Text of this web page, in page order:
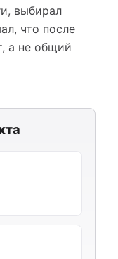
выбирал
что после
а не общий